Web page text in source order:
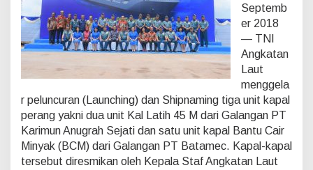
A
U
N
I
T
K
A
P
A
L
P
E
R
Septemb
er 2018
— TNI
Angkatan
Laut
menggela
r peluncuran (Launching) dan Shipnaming tiga unit kapal
perang yakni dua unit Kal Latih 45 M dari Galangan PT
Karimun Anugrah Sejati dan satu unit kapal Bantu Cair
Minyak (BCM) dari Galangan PT Batamec. Kapal-kapal
tersebut diresmikan oleh Kepala Staf Angkatan Laut